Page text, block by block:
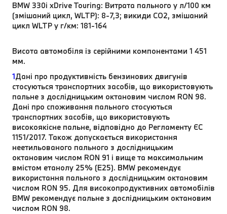
BMW 330i xDrive Touring: Витрата пального у л/100 км
(змішаний цикл, WLTP): 8-7,3; викиди CO2, змішаний
цикл WLTP у г/км: 181-164
Висота автомобіля із серійними компонентами 1 451
мм.
1Дані про продуктивність бензинових двигунів
стосуються транспортних засобів, що використовують
пальне з дослідницьким октановим числом RON 98.
Дані про споживання пального стосуються
транспортних засобів, що використовують
високоякісне пальне, відповідно до Регламенту ЄС
1151/2017. Також допускається використання
неетильованого пального з дослідницьким
октановим числом RON 91 і вище та максимальним
вмістом етанолу 25% (E25). BMW рекомендує
використання пального з дослідницьким октановим
числом RON 95. Для високопродуктивних автомобілів
BMW рекомендує пальне з дослідницьким октановим
числом RON 98.